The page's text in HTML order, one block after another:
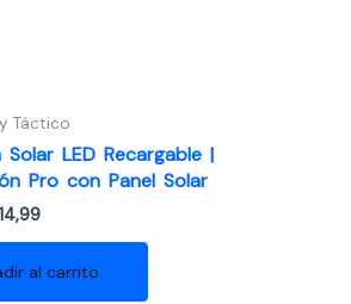
Táctico
Solar LED Recargable |
Pro con Panel Solar
14,99El
es:
$14,99.
al carrito